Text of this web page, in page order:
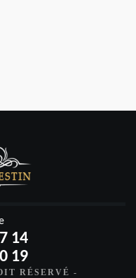
14
19
RÉSERVÉ -